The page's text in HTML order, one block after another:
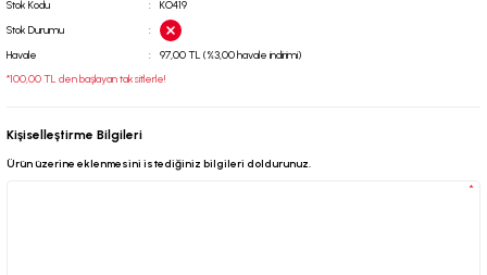
Stok Kodu
KO419
Stok Durumu
Havale
97,00 TL (%3,00 havale indirimi)
*100,00 TL den başlayan taksitlerle!
Kişiselleştirme Bilgileri
Ürün üzerine eklenmesini istediğiniz bilgileri doldurunuz.
*